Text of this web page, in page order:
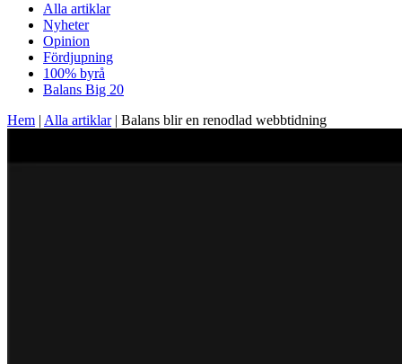
Alla artiklar
Nyheter
Opinion
Fördjupning
100% byrå
Balans Big 20
Hem | Alla artiklar| Balans blir en renodlad webbtidning